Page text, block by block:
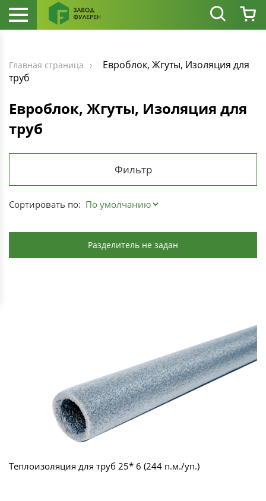
Главная страница
Евроблок, Жгуты, Изоляция для
труб
Евроблок, Жгуты, Изоляция для
труб
Фильтр
Сортировать по:
Разделитель не задан
Теплоизоляция для труб 25* 6 (244 п.м./уп.)